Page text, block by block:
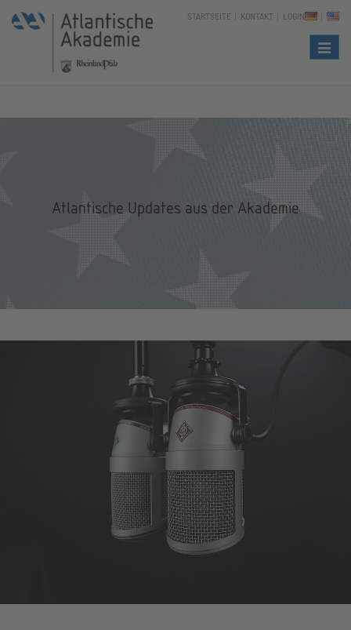
STARTSEITE KONTAKT LOGIN
Atlantische Updates aus der Akademie